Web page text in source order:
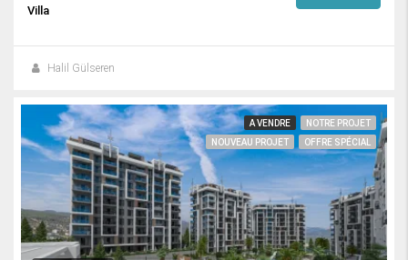
Villa
Halil Gülseren
A VENDRE
NOTRE PROJET
NOUVEAU PROJET
OFFRE SPÉCIAL